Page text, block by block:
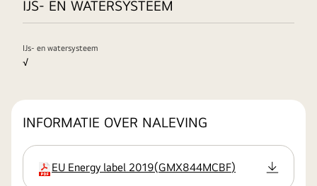
IJS- EN WATERSYSTEEM
IJs- en watersysteem
√
INFORMATIE OVER NALEVING
extensie
EU Energy label 2019(GMX844MCBF)